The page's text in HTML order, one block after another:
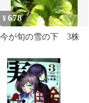
¥678
今が旬の雪の下 3株